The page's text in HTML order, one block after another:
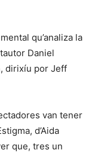
qu’analiza la
Daniel
dirixíu por Jeff
van tener
d’Aida
que, tres un